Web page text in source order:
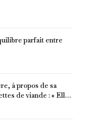
parfait entre
à propos de sa
de viande : « Elle
du poivre, une